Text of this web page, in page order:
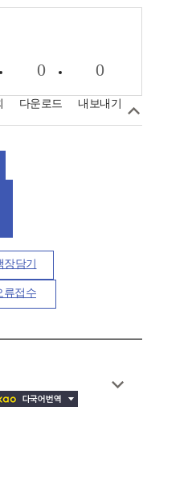
0
다운로드
0
내보내기
장담기
류접수